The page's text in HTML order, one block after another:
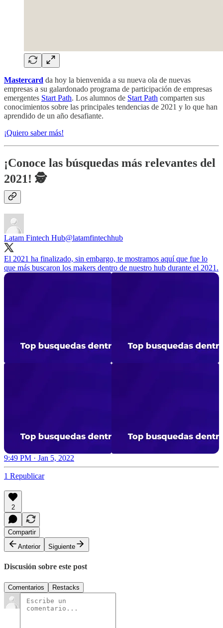
Mastercard da hoy la bienvenida a su nueva ola de nuevas
empresas a su galardonado programa de participación de empresas
emergentes Start Path. Los alumnos de Start Path comparten sus
conocimientos sobre las principales tendencias de 2021 y lo que han
aprendido de un año desafiante.
¡Quiero saber más!
¡Conoce las búsquedas más relevantes del
2021! 🕵️
Latam Fintech Hub@latamfintechhub
El 2021 ha finalizado, sin embargo, te mostramos aquí que fue lo
que más buscaron los makers dentro de nuestro hub durante el 2021.
9:49 PM · Jan 5, 2022
1 Republicar
2
Compartir
Anterior
Siguiente
Discusión sobre este post
Comentarios Restacks